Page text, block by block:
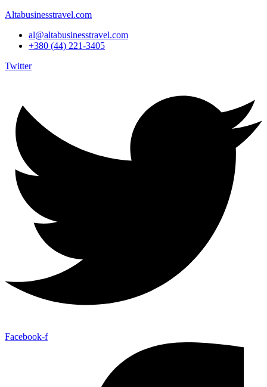
Altabusinesstravel.com
al@altabusinesstravel.com
+380 (44) 221-3405
Twitter
Facebook-f